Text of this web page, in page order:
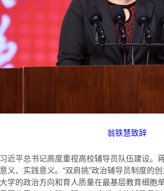
翁铁慧致辞
近平总书记高度重视高校辅导员队伍建设。
义、实践意义。“双肩挑”政治辅导员制度的
学的政治方向和育人质量在最基层教育细胞